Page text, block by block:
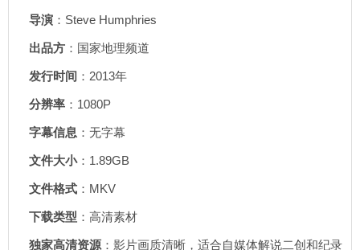
导演 ：Steve Humphries
出品方 ：国家地理频道
发行时间 ：2013年
分辨率 ：1080P
字幕信息 ：无字幕
文件大小：1.89GB
文件格式 ：MKV
下载类型 ：高清素材
独家高清资源 ：影片画质清晰，适合自媒体解说二创和纪录